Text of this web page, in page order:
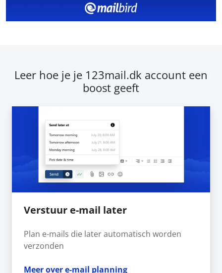
Leer hoe je je 123mail.dk account een
boost geeft
Verstuur e-mail later
Plan e-mails die later automatisch worden
verzonden
Meer over e-mail planning